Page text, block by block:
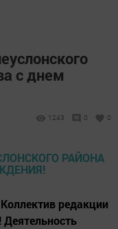
с днем
1243 0 0
редакции